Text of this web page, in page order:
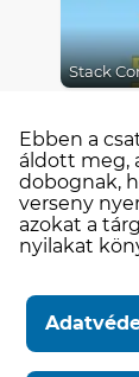
Ebben a
áldott meg,
dobognak,
verseny
azokat a
nyilakat